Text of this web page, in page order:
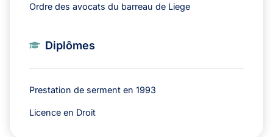
Ordre des avocats du barreau de Liege
Diplômes
Prestation de serment en 1993
Licence en Droit